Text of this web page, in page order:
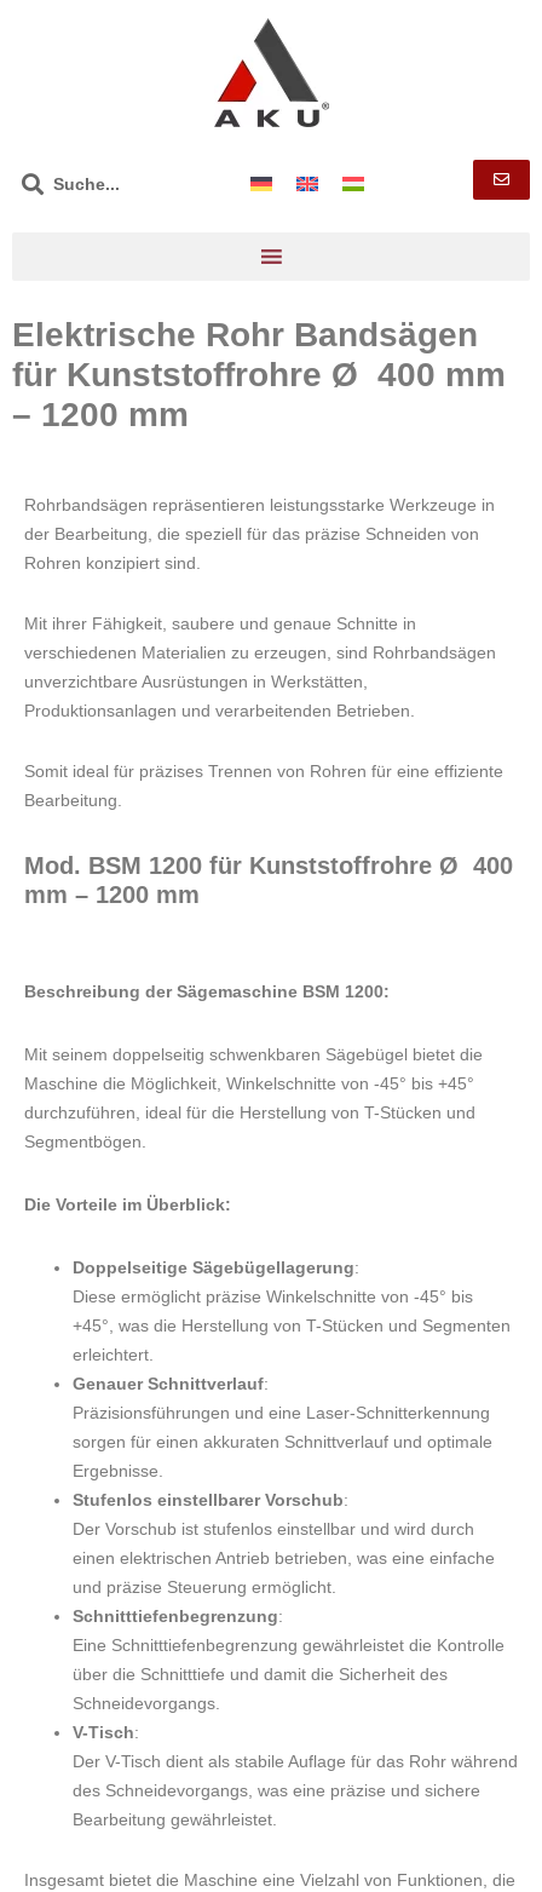
Elektrische Rohr Bandsägen
für Kunststoffrohre Ø 400 mm
– 1200 mm
Rohrbandsägen repräsentieren leistungsstarke Werkzeuge in
der Bearbeitung, die speziell für das präzise Schneiden von
Rohren konzipiert sind.
Mit ihrer Fähigkeit, saubere und genaue Schnitte in
verschiedenen Materialien zu erzeugen, sind Rohrbandsägen
unverzichtbare Ausrüstungen in Werkstätten,
Produktionsanlagen und verarbeitenden Betrieben.
Somit ideal für präzises Trennen von Rohren für eine effiziente
Bearbeitung.
Mod. BSM 1200 für Kunststoffrohre Ø 400
mm – 1200 mm
Beschreibung der Sägemaschine BSM 1200:
Mit seinem doppelseitig schwenkbaren Sägebügel bietet die
Maschine die Möglichkeit, Winkelschnitte von -45° bis +45°
durchzuführen, ideal für die Herstellung von T-Stücken und
Segmentbögen.
Die Vorteile im Überblick:
Doppelseitige Sägebügellagerung:
Diese ermöglicht präzise Winkelschnitte von -45° bis
+45°, was die Herstellung von T-Stücken und Segmenten
erleichtert.
Genauer Schnittverlauf:
Präzisionsführungen und eine Laser-Schnitterkennung
sorgen für einen akkuraten Schnittverlauf und optimale
Ergebnisse.
Stufenlos einstellbarer Vorschub:
Der Vorschub ist stufenlos einstellbar und wird durch
einen elektrischen Antrieb betrieben, was eine einfache
und präzise Steuerung ermöglicht.
Schnitttiefenbegrenzung:
Eine Schnitttiefenbegrenzung gewährleistet die Kontrolle
über die Schnitttiefe und damit die Sicherheit des
Schneidevorgangs.
V-Tisch:
Der V-Tisch dient als stabile Auflage für das Rohr während
des Schneidevorgangs, was eine präzise und sichere
Bearbeitung gewährleistet.
Insgesamt bietet die Maschine eine Vielzahl von Funktionen, die